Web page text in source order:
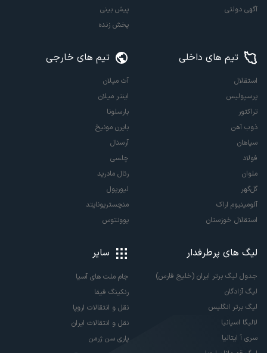
آگهی دولتی
پیش بینی
پخش زنده
تیم های داخلی
استقلال
پرسپولیس
تراکتور
ذوب آهن
سپاهان
فولاد
ملوان
گل‌گهر
آلومینیوم اراک
استقلال خوزستان
تیم های خارجی
آث میلان
اینتر میلان
بارسلونا
بایرن مونیخ
آرسنال
چلسی
رئال مادرید
لیورپول
منچستریونایتد
یوونتوس
لیگ های پرطرفدار
جدول لیگ برتر ایران (خلیج فارس)
لیگ آزادگان
لیگ برتر انگلیس
لالیگا اسپانیا
سری آ ایتالیا
سایر
جام ملت های آسیا
رنکینگ فیفا
نقل و انتقالات اروپا
نقل و انتقالات ایران
پاری سن ژرمن